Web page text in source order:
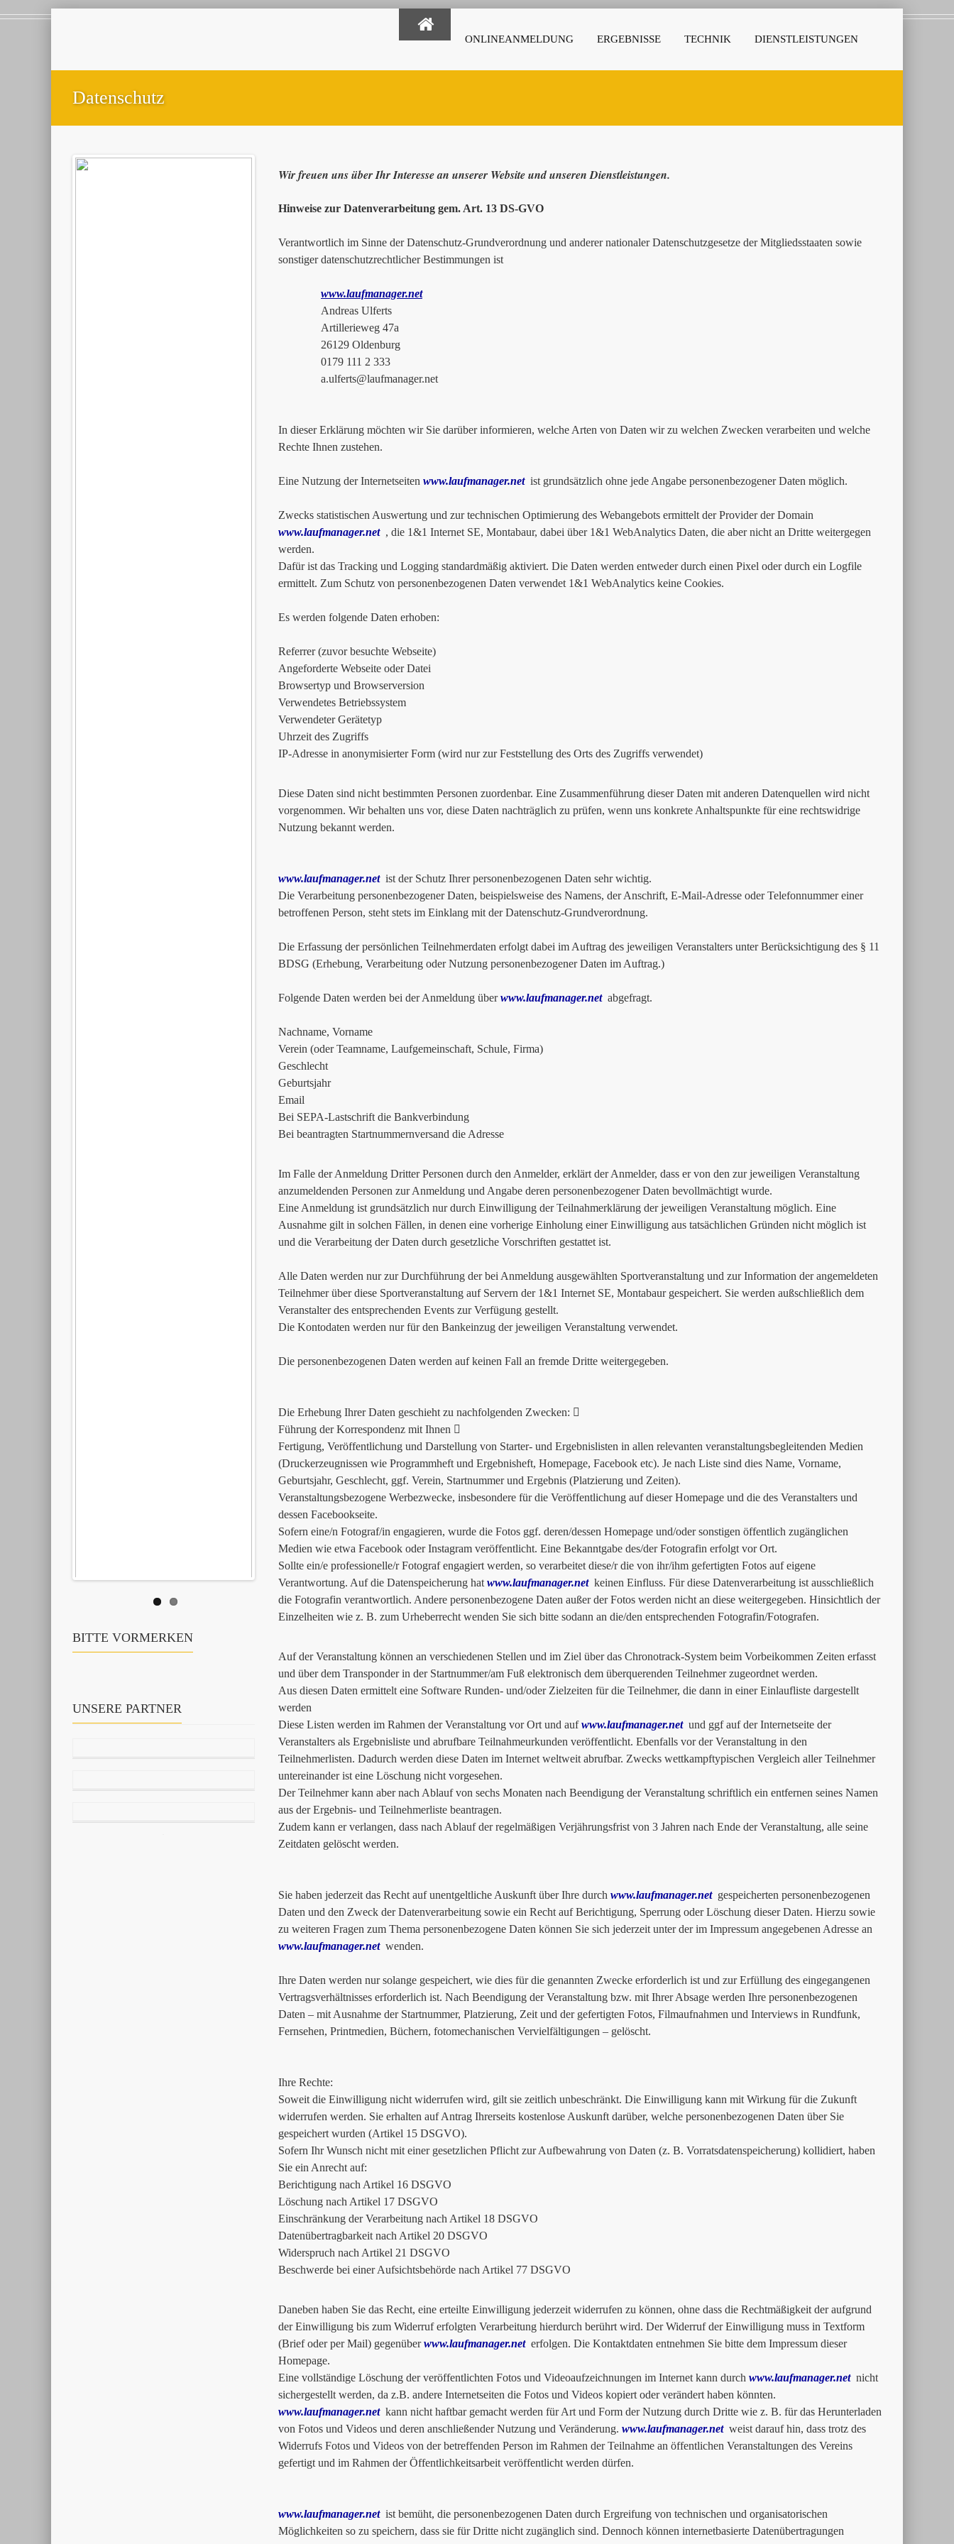
ONLINEANMELDUNG ERGEBNISSE TECHNIK DIENSTLEISTUNGEN
Datenschutz
BITTE VORMERKEN
UNSERE PARTNER
Wir freuen uns über Ihr Interesse an unserer Website und unseren Dienstleistungen.
Hinweise zur Datenverarbeitung gem. Art. 13 DS-GVO
Verantwortlich im Sinne der Datenschutz-Grundverordnung und anderer nationaler Datenschutzgesetze der Mitgliedsstaaten sowie
sonstiger datenschutzrechtlicher Bestimmungen ist
www.laufmanager.net
Andreas Ulferts
Artillerieweg 47a
26129 Oldenburg
0179 111 2 333
a.ulferts@laufmanager.net
In dieser Erklärung möchten wir Sie darüber informieren, welche Arten von Daten wir zu welchen Zwecken verarbeiten und welche
Rechte Ihnen zustehen.
Eine Nutzung der Internetseiten www.laufmanager.netist grundsätzlich ohne jede Angabe personenbezogener Daten möglich.
Zwecks statistischen Auswertung und zur technischen Optimierung des Webangebots ermittelt der Provider der Domain
www.laufmanager.net, die 1&1 Internet SE, Montabaur, dabei über 1&1 WebAnalytics Daten, die aber nicht an Dritte weitergegen
werden.
Dafür ist das Tracking und Logging standardmäßig aktiviert. Die Daten werden entweder durch einen Pixel oder durch ein Logfile
ermittelt. Zum Schutz von personenbezogenen Daten verwendet 1&1 WebAnalytics keine Cookies.
Es werden folgende Daten erhoben:
Referrer (zuvor besuchte Webseite)
Angeforderte Webseite oder Datei
Browsertyp und Browserversion
Verwendetes Betriebssystem
Verwendeter Gerätetyp
Uhrzeit des Zugriffs
IP-Adresse in anonymisierter Form (wird nur zur Feststellung des Orts des Zugriffs verwendet)
Diese Daten sind nicht bestimmten Personen zuordenbar. Eine Zusammenführung dieser Daten mit anderen Datenquellen wird nicht
vorgenommen. Wir behalten uns vor, diese Daten nachträglich zu prüfen, wenn uns konkrete Anhaltspunkte für eine rechtswidrige
Nutzung bekannt werden.
www.laufmanager.netist der Schutz Ihrer personenbezogenen Daten sehr wichtig.
Die Verarbeitung personenbezogener Daten, beispielsweise des Namens, der Anschrift, E-Mail-Adresse oder Telefonnummer einer
betroffenen Person, steht stets im Einklang mit der Datenschutz-Grundverordnung.
Die Erfassung der persönlichen Teilnehmerdaten erfolgt dabei im Auftrag des jeweiligen Veranstalters unter Berücksichtigung des § 11
BDSG (Erhebung, Verarbeitung oder Nutzung personenbezogener Daten im Auftrag.)
Folgende Daten werden bei der Anmeldung überwww.laufmanager.netabgefragt.
Nachname, Vorname
Verein (oder Teamname, Laufgemeinschaft, Schule, Firma)
Geschlecht
Geburtsjahr
Email
Bei SEPA-Lastschrift die Bankverbindung
Bei beantragten Startnummernversand die Adresse
Im Falle der Anmeldung Dritter Personen durch den Anmelder, erklärt der Anmelder, dass er von den zur jeweiligen Veranstaltung
anzumeldenden Personen zur Anmeldung und Angabe deren personenbezogener Daten bevollmächtigt wurde.
Eine Anmeldung ist grundsätzlich nur durch Einwilligung der Teilnahmerklärung der jeweiligen Veranstaltung möglich. Eine
Ausnahme gilt in solchen Fällen, in denen eine vorherige Einholung einer Einwilligung aus tatsächlichen Gründen nicht möglich ist
und die Verarbeitung der Daten durch gesetzliche Vorschriften gestattet ist.
Alle Daten werden nur zur Durchführung der bei Anmeldung ausgewählten Sportveranstaltung und zur Information der angemeldeten
Teilnehmer über diese Sportveranstaltung auf Servern der 1&1 Internet SE, Montabaur gespeichert. Sie werden außschließlich dem
Veranstalter des entsprechenden Events zur Verfügung gestellt.
Die Kontodaten werden nur für den Bankeinzug der jeweiligen Veranstaltung verwendet.
Die personenbezogenen Daten werden auf keinen Fall an fremde Dritte weitergegeben.
Die Erhebung Ihrer Daten geschieht zu nachfolgenden Zwecken: 
Führung der Korrespondenz mit Ihnen 
Fertigung, Veröffentlichung und Darstellung von Starter- und Ergebnislisten in allen relevanten veranstaltungsbegleitenden Medien
(Druckerzeugnissen wie Programmheft und Ergebnisheft, Homepage, Facebook etc). Je nach Liste sind dies Name, Vorname,
Geburtsjahr, Geschlecht, ggf. Verein, Startnummer und Ergebnis (Platzierung und Zeiten).
Veranstaltungsbezogene Werbezwecke, insbesondere für die Veröffentlichung auf dieser Homepage und die des Veranstalters und
dessen Facebookseite.
Sofern eine/n Fotograf/in engagieren, wurde die Fotos ggf. deren/dessen Homepage und/oder sonstigen öffentlich zugänglichen
Medien wie etwa Facebook oder Instagram veröffentlicht. Eine Bekanntgabe des/der Fotografin erfolgt vor Ort.
Sollte ein/e professionelle/r Fotograf engagiert werden, so verarbeitet diese/r die von ihr/ihm gefertigten Fotos auf eigene
Verantwortung. Auf die Datenspeicherung hat www.laufmanager.netkeinen Einfluss. Für diese Datenverarbeitung ist ausschließlich
die Fotografin verantwortlich. Andere personenbezogene Daten außer der Fotos werden nicht an diese weitergegeben. Hinsichtlich der
Einzelheiten wie z. B. zum Urheberrecht wenden Sie sich bitte sodann an die/den entsprechenden Fotografin/Fotografen.
Auf der Veranstaltung können an verschiedenen Stellen und im Ziel über das Chronotrack-System beim Vorbeikommen Zeiten erfasst
und über dem Transponder in der Startnummer/am Fuß elektronisch dem überquerenden Teilnehmer zugeordnet werden.
Aus diesen Daten ermittelt eine Software Runden- und/oder Zielzeiten für die Teilnehmer, die dann in einer Einlaufliste dargestellt
werden
Diese Listen werden im Rahmen der Veranstaltung vor Ort und aufwww.laufmanager.netund ggf auf der Internetseite der
Veranstalters als Ergebnisliste und abrufbare Teilnahmeurkunden veröffentlicht. Ebenfalls vor der Veranstaltung in den
Teilnehmerlisten. Dadurch werden diese Daten im Internet weltweit abrufbar. Zwecks wettkampftypischen Vergleich aller Teilnehmer
untereinander ist eine Löschung nicht vorgesehen.
Der Teilnehmer kann aber nach Ablauf von sechs Monaten nach Beendigung der Veranstaltung schriftlich ein entfernen seines Namen
aus der Ergebnis- und Teilnehmerliste beantragen.
Zudem kann er verlangen, dass nach Ablauf der regelmäßigen Verjährungsfrist von 3 Jahren nach Ende der Veranstaltung, alle seine
Zeitdaten gelöscht werden.
Sie haben jederzeit das Recht auf unentgeltliche Auskunft über Ihre durch www.laufmanager.netgespeicherten personenbezogenen
Daten und den Zweck der Datenverarbeitung sowie ein Recht auf Berichtigung, Sperrung oder Löschung dieser Daten. Hierzu sowie
zu weiteren Fragen zum Thema personenbezogene Daten können Sie sich jederzeit unter der im Impressum angegebenen Adresse an
www.laufmanager.netwenden.
Ihre Daten werden nur solange gespeichert, wie dies für die genannten Zwecke erforderlich ist und zur Erfüllung des eingegangenen
Vertragsverhältnisses erforderlich ist. Nach Beendigung der Veranstaltung bzw. mit Ihrer Absage werden Ihre personenbezogenen
Daten – mit Ausnahme der Startnummer, Platzierung, Zeit und der gefertigten Fotos, Filmaufnahmen und Interviews in Rundfunk,
Fernsehen, Printmedien, Büchern, fotomechanischen Vervielfältigungen – gelöscht.
Ihre Rechte:
Soweit die Einwilligung nicht widerrufen wird, gilt sie zeitlich unbeschränkt. Die Einwilligung kann mit Wirkung für die Zukunft
widerrufen werden. Sie erhalten auf Antrag Ihrerseits kostenlose Auskunft darüber, welche personenbezogenen Daten über Sie
gespeichert wurden (Artikel 15 DSGVO).
Sofern Ihr Wunsch nicht mit einer gesetzlichen Pflicht zur Aufbewahrung von Daten (z. B. Vorratsdatenspeicherung) kollidiert, haben
Sie ein Anrecht auf:
Berichtigung nach Artikel 16 DSGVO
Löschung nach Artikel 17 DSGVO
Einschränkung der Verarbeitung nach Artikel 18 DSGVO
Datenübertragbarkeit nach Artikel 20 DSGVO
Widerspruch nach Artikel 21 DSGVO
Beschwerde bei einer Aufsichtsbehörde nach Artikel 77 DSGVO
Daneben haben Sie das Recht, eine erteilte Einwilligung jederzeit widerrufen zu können, ohne dass die Rechtmäßigkeit der aufgrund
der Einwilligung bis zum Widerruf erfolgten Verarbeitung hierdurch berührt wird. Der Widerruf der Einwilligung muss in Textform
(Brief oder per Mail) gegenüberwww.laufmanager.neterfolgen. Die Kontaktdaten entnehmen Sie bitte dem Impressum dieser
Homepage.
Eine vollständige Löschung der veröffentlichten Fotos und Videoaufzeichnungen im Internet kann durch www.laufmanager.netnicht
sichergestellt werden, da z.B. andere Internetseiten die Fotos und Videos kopiert oder verändert haben könnten.
www.laufmanager.netkann nicht haftbar gemacht werden für Art und Form der Nutzung durch Dritte wie z. B. für das Herunterladen
von Fotos und Videos und deren anschließender Nutzung und Veränderung. www.laufmanager.netweist darauf hin, dass trotz des
Widerrufs Fotos und Videos von der betreffenden Person im Rahmen der Teilnahme an öffentlichen Veranstaltungen des Vereins
gefertigt und im Rahmen der Öffentlichkeitsarbeit veröffentlicht werden dürfen.
www.laufmanager.netist bemüht, die personenbezogenen Daten durch Ergreifung von technischen und organisatorischen
Möglichkeiten so zu speichern, dass sie für Dritte nicht zugänglich sind. Dennoch können internetbasierte Datenübertragungen